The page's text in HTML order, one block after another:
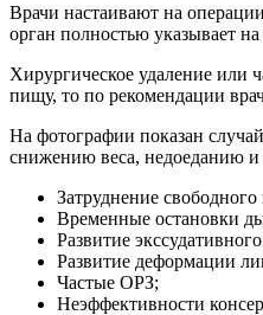
Врачи настаивают на
орган полностью указывает
Хирургическое удаление или
пищу, то по рекомендации
На фотографии показан
снижению веса, недоеданию
Затруднение
Временные остановки
Развитие
Развитие деформации
Частые ОРЗ;
Неэффективности